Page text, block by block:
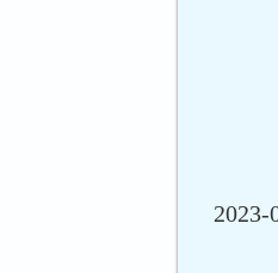
2023-